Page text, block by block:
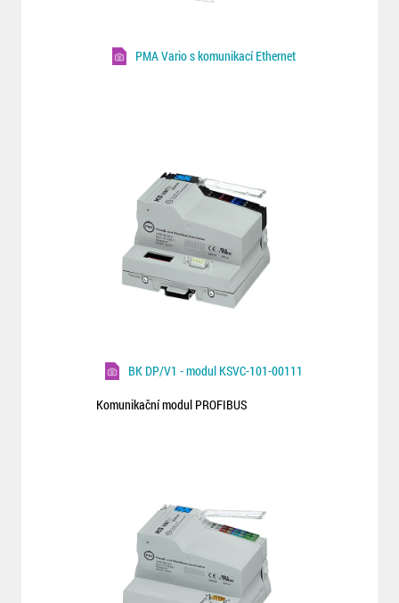
PMA Vario s komunikací Ethernet
BK DP/V1 - modul KSVC-101-00111
Komunikační modul PROFIBUS